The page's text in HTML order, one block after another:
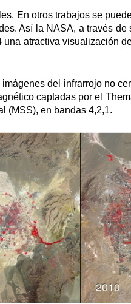
En otros trabajos se
Así la NASA, a través
una atractiva visualización
imágenes del infrarrojo no
captadas por el
(MSS), en bandas 4,2,1.